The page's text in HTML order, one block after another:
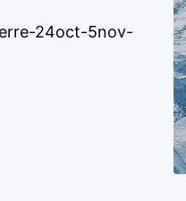
24oct-5nov-